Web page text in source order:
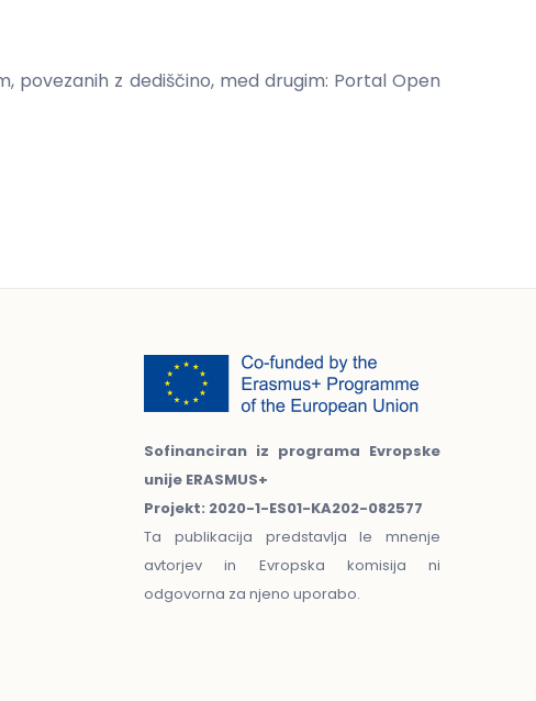
z dediščino, med drugim: Portal Open
Sofinanciran iz programa Evropske
unije ERASMUS+
Projekt: 2020-1-ES01-KA202-082577
Ta publikacija predstavlja le mnenje
avtorjev in Evropska komisija ni
odgovorna za njeno uporabo.